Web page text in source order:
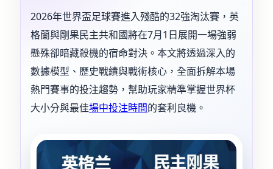
2026年世界盃足球賽進入殘酷的32強淘汰賽，英
格蘭與剛果民主共和國將在7月1日展開一場強弱
懸殊卻暗藏殺機的宿命對決。本文將透過深入的
數據模型、歷史戰績與戰術核心，全面拆解本場
熱門賽事的投注趨勢，幫助玩家精準掌握世界杯
大小分與最佳場中投注時間的套利良機。